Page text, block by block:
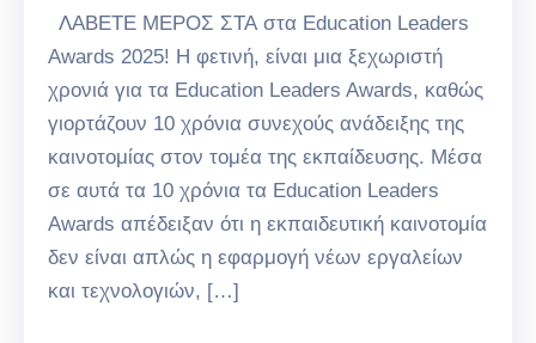
ΛΑΒΕΤΕ ΜΕΡΟΣ ΣΤΑ στα Education Leaders
Awards 2025! Η φετινή, είναι μια ξεχωριστή
χρονιά για τα Education Leaders Awards, καθώς
γιορτάζουν 10 χρόνια συνεχούς ανάδειξης της
καινοτομίας στον τομέα της εκπαίδευσης. Μέσα
σε αυτά τα 10 χρόνια τα Education Leaders
Awards απέδειξαν ότι η εκπαιδευτική καινοτομία
δεν είναι απλώς η εφαρμογή νέων εργαλείων
και τεχνολογιών, […]